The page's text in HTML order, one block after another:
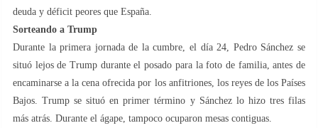
deuda y déficit peores que España.
Sorteando a Trump
Durante la primera jornada de la cumbre, el día 24, Pedro Sánchez se
situó lejos de Trump durante el posado para la foto de familia, antes de
encaminarse a la cena ofrecida por los anfitriones, los reyes de los Países
Bajos. Trump se situó en primer término y Sánchez lo hizo tres filas
más atrás. Durante el ágape, tampoco ocuparon mesas contiguas.